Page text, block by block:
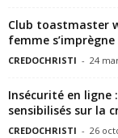
Club toastmaster
femme
CREDOCHRISTI - 24
Insécurité en ligne
sensibilisés sur la
CREDOCHRISTI - 26